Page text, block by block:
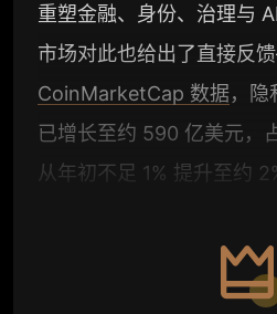
重塑金融、身份、治理与
市场对此也给出了直接反
CoinMarketCap 数据，隐
已增长至约 590 亿美元，
从年初不足 1% 提升至约